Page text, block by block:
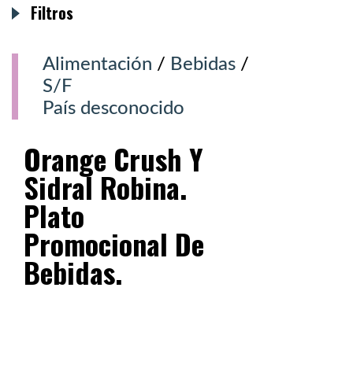
Alimentación / Bebidas /
S/F
País desconocido
Orange Crush Y
Sidral Robina.
Plato
Promocional De
Bebidas.
Filtros